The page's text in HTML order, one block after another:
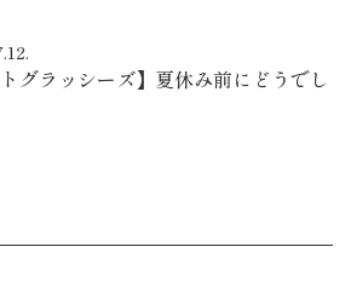
トグラッシーズ】夏休み前にどうでし